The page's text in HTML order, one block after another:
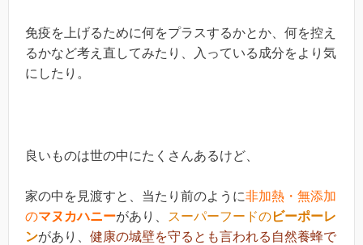
免疫を上げるために何をプラスするかとか、何を控え
るかなど考え直してみたり、入っている成分をより気
にしたり。
良いものは世の中にたくさんあるけど、
家の中を見渡すと、当たり前のように非加熱・無添加
のマヌカハニーがあり、 スーパーフードのビーポーレ
ンがあり、 健康の城壁を守るとも言われる自然養蜂で